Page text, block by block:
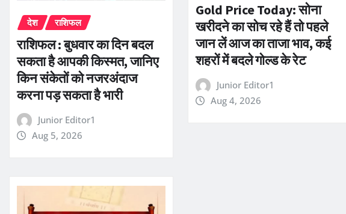
देश राशिफल
राशिफल : बुधवार का दिन बदल
सकता है आपकी किस्मत, जानिए
किन संकेतों को नजरअंदाज
करना पड़ सकता है भारी
Junior Editor1
Aug 5, 2026
Gold Price Today: सोना
खरीदने का सोच रहे हैं तो पहले
जान लें आज का ताजा भाव, कई
शहरों में बदले गोल्ड के रेट
Junior Editor1
Aug 4, 2026